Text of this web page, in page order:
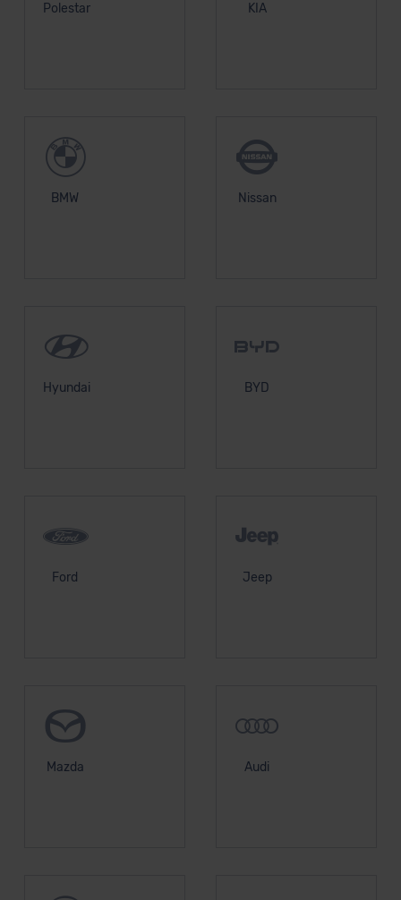
Polestar KIA
BMW Nissan
Hyundai BYD
Ford Jeep
Mazda Audi